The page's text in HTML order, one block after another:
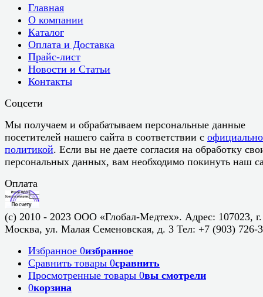
Главная
О компании
Каталог
Оплата и Доставка
Прайс-лист
Новости и Статьи
Контакты
Соцсети
Мы получаем и обрабатываем персональные данные
посетителей нашего сайта в соответствии с
политикой. Если вы не даете согласия на обработку
персональных данных, вам необходимо покинуть наш
Оплата
(c) 2010 - 2023 ООО «Глобал-Медтех». Адрес: 107023, г.
Москва, ул. Малая Семеновская, д. 3 Тел: +7 (903) 726-
Избранное 0избранное
Сравнить товары 0сравнить
Просмотренные товары 0вы смотрели
0корзина